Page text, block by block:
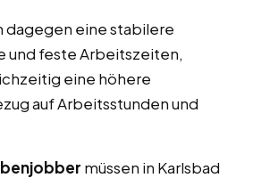
eine stabilere
und feste Arbeitszeiten,
eine höhere
auf Arbeitsstunden und
müssen in Karlsbad